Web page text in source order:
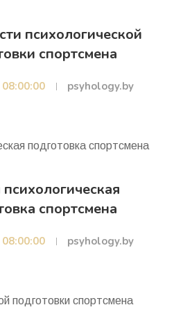
психологической
спортсмена
psyhology.by
спортсмена
psyhology.by